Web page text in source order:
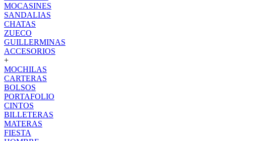
MOCASINES
SANDALIAS
CHATAS
ZUECO
GUILLERMINAS
ACCESORIOS
+
MOCHILAS
CARTERAS
BOLSOS
PORTAFOLIO
CINTOS
BILLETERAS
MATERAS
FIESTA